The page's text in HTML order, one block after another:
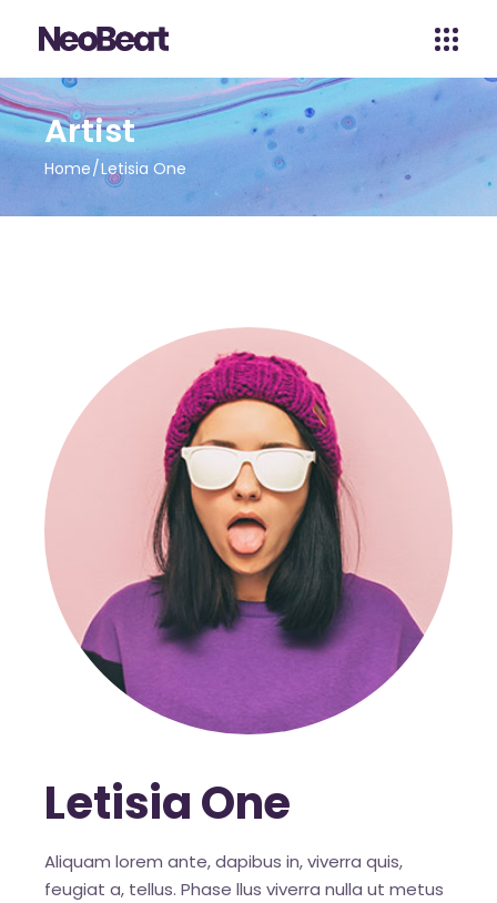
Artist
Home Letisia One
Letisia One
Aliquam lorem ante, dapibus in, viverra quis,
feugiat a, tellus. Phase llus viverra nulla ut metus